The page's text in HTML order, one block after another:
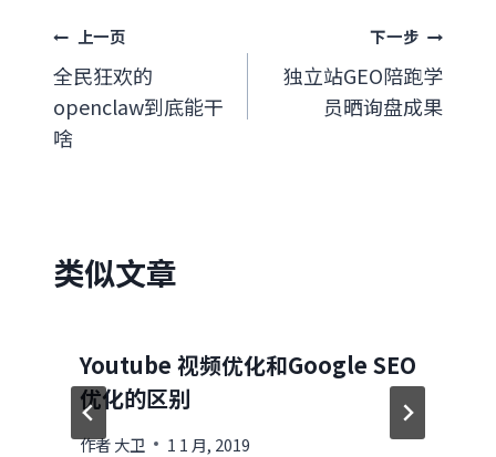
文
章
导
上一页
全民狂欢的
openclaw到底能干
啥
下一步
独立站GEO陪跑学
员晒询盘成果
类似文章
Youtube 视频优化和Google SEO
优化的区别
作者大卫 1 1 月, 2019